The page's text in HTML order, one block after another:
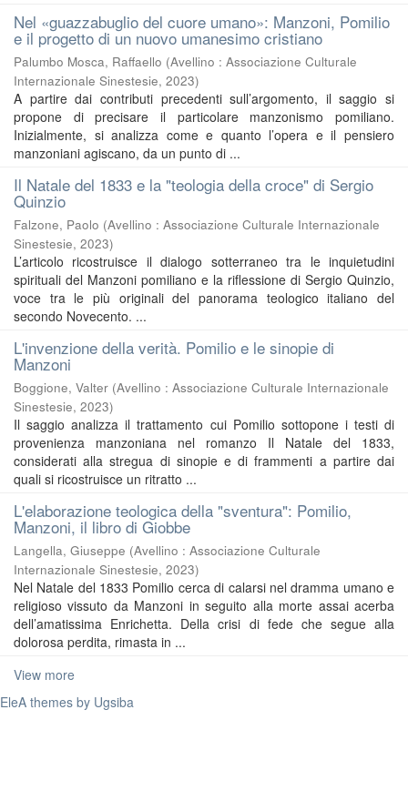
Nel «guazzabuglio del cuore umano»: Manzoni, Pomilio
e il progetto di un nuovo umanesimo cristiano
Palumbo Mosca, Raffaello (Avellino : Associazione Culturale
Internazionale Sinestesie, 2023)
A partire dai contributi precedenti sull’argomento, il saggio si
propone di precisare il particolare manzonismo pomiliano.
Inizialmente, si analizza come e quanto l’opera e il pensiero
manzoniani agiscano, da un punto di ...
Il Natale del 1833 e la "teologia della croce" di Sergio
Quinzio
Falzone, Paolo (Avellino : Associazione Culturale Internazionale
Sinestesie, 2023)
L’articolo ricostruisce il dialogo sotterraneo tra le inquietudini
spirituali del Manzoni pomiliano e la riflessione di Sergio Quinzio,
voce tra le più originali del panorama teologico italiano del
secondo Novecento. ...
L'invenzione della verità. Pomilio e le sinopie di
Manzoni
Boggione, Valter (Avellino : Associazione Culturale Internazionale
Sinestesie, 2023)
Il saggio analizza il trattamento cui Pomilio sottopone i testi di
provenienza manzoniana nel romanzo Il Natale del 1833,
considerati alla stregua di sinopie e di frammenti a partire dai
quali si ricostruisce un ritratto ...
L'elaborazione teologica della "sventura": Pomilio,
Manzoni, il libro di Giobbe
Langella, Giuseppe (Avellino : Associazione Culturale
Internazionale Sinestesie, 2023)
Nel Natale del 1833 Pomilio cerca di calarsi nel dramma umano e
religioso vissuto da Manzoni in seguito alla morte assai acerba
dell’amatissima Enrichetta. Della crisi di fede che segue alla
dolorosa perdita, rimasta in ...
View more
EleA themes by Ugsiba